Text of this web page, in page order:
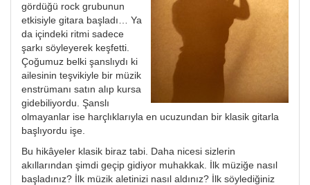
gördüğü rock grubunun
etkisiyle gitara başladı… Ya
da içindeki ritmi sadece
şarkı söyleyerek keşfetti.
Çoğumuz belki şanslıydı ki
ailesinin teşvikiyle bir müzik
enstrümanı satın alıp kursa
gidebiliyordu. Şanslı
olmayanlar ise harçlıklarıyla en ucuzundan bir klasik gitarla
başlıyordu işe.
Bu hikâyeler klasik biraz tabi. Daha nicesi sizlerin
akıllarından şimdi geçip gidiyor muhakkak. İlk müziğe nasıl
başladınız? İlk müzik aletinizi nasıl aldınız? İlk söylediğiniz